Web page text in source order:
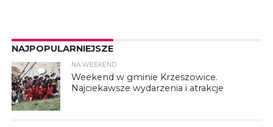
NAJPOPULARNIEJSZE
4
NA WEEKEND
Weekend w gminie Krzeszowice.
Najciekawsze wydarzenia i atrakcje